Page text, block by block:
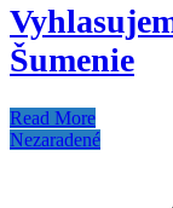
Šumenie
Read More
Nezaradené